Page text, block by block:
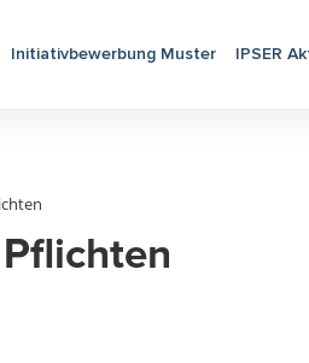
Initiativbewerbung Muster IPSER